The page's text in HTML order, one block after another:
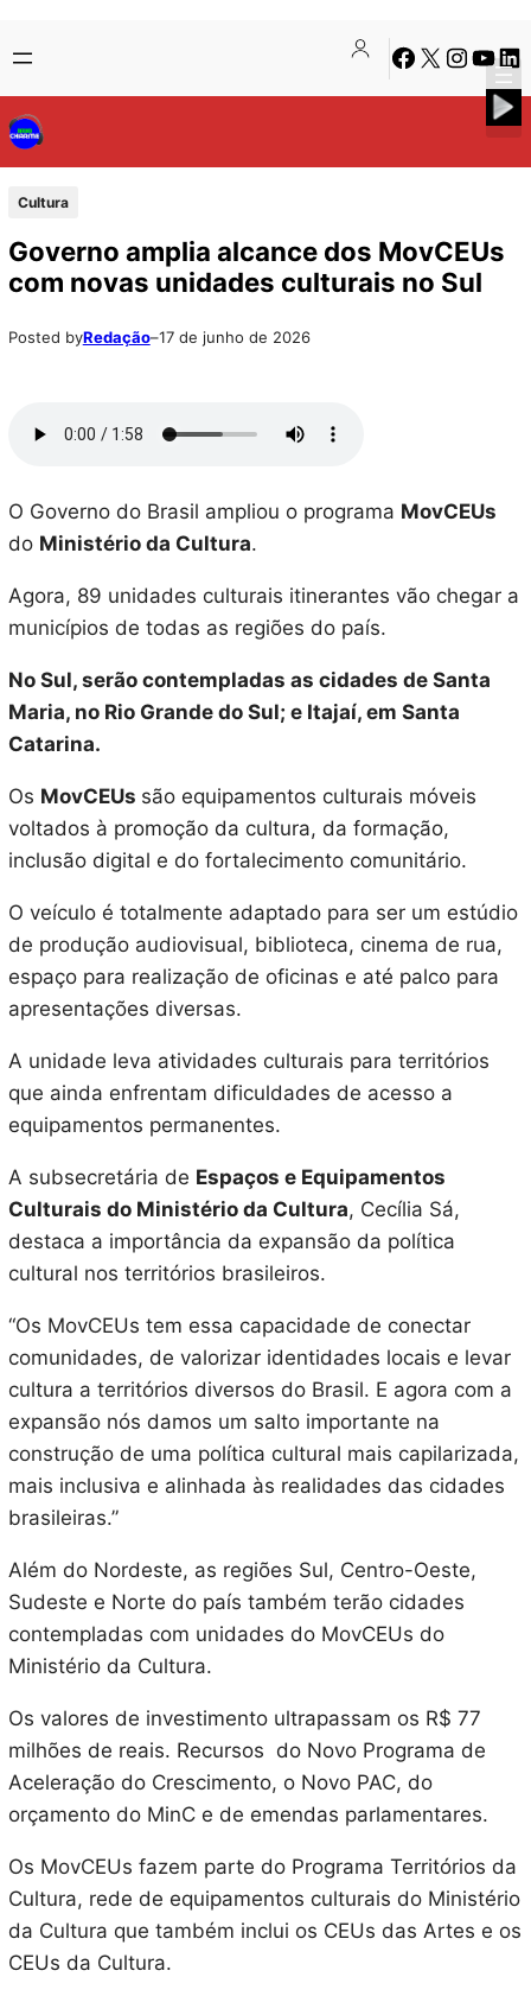
para
o
conteúdo
to
content
Facebook
X Instagram
Cultura
Governo amplia alcance dos MovCEUs
com novas unidades culturais no Sul
Posted byRedação–17 de junho de 2026
O Governo do Brasil ampliou o programa MovCEUs
do Ministério da Cultura.
Agora, 89 unidades culturais itinerantes vão chegar a
municípios de todas as regiões do país.
No Sul, serão contempladas as cidades de Santa
Maria, no Rio Grande do Sul; e Itajaí, em Santa
Catarina.
Os MovCEUs são equipamentos culturais móveis
voltados à promoção da cultura, da formação,
inclusão digital e do fortalecimento comunitário.
O veículo é totalmente adaptado para ser um estúdio
de produção audiovisual, biblioteca, cinema de rua,
espaço para realização de oficinas e até palco para
apresentações diversas.
A unidade leva atividades culturais para territórios
que ainda enfrentam dificuldades de acesso a
equipamentos permanentes.
A subsecretária de Espaços e Equipamentos
Culturais do Ministério da Cultura, Cecília Sá,
destaca a importância da expansão da política
cultural nos territórios brasileiros.
“Os MovCEUs tem essa capacidade de conectar
comunidades, de valorizar identidades locais e levar
cultura a territórios diversos do Brasil. E agora com a
expansão nós damos um salto importante na
construção de uma política cultural mais capilarizada,
mais inclusiva e alinhada às realidades das cidades
brasileiras.”
Além do Nordeste, as regiões Sul, Centro-Oeste,
Sudeste e Norte do país também terão cidades
contempladas com unidades do MovCEUs do
Ministério da Cultura.
Os valores de investimento ultrapassam os R$ 77
milhões de reais. Recursos do Novo Programa de
Aceleração do Crescimento, o Novo PAC, do
orçamento do MinC e de emendas parlamentares.
Os MovCEUs fazem parte do Programa Territórios da
Cultura, rede de equipamentos culturais do Ministério
da Cultura que também inclui os CEUs das Artes e os
CEUs da Cultura.